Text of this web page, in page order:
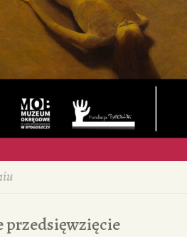
przedsięwzięcie